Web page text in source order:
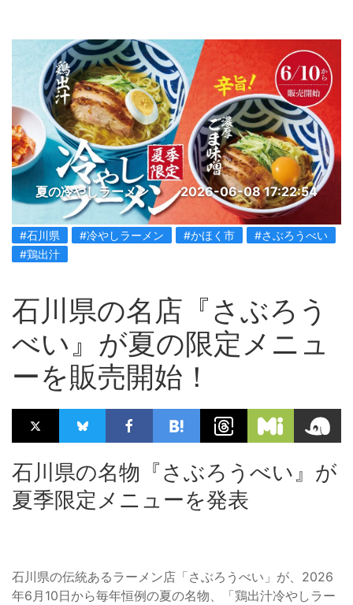
夏の冷やしラーメン 2026-06-08 17:22:54
#石川県 #冷やしラーメン #かほく市
#さぶろうべい
#鶏出汁
石川県の名店『さぶろう
べい』が夏の限定メニュ
ーを販売開始！
石川県の名物『さぶろうべい』が
夏季限定メニューを発表
石川県の伝統あるラーメン店「さぶろうべい」が、2026
年6月10日から毎年恒例の夏の名物、「鶏出汁冷やしラー